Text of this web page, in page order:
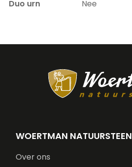
Duo urn Nee
WOERTMAN NATUURSTEEN
Over ons